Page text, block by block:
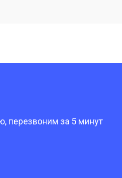
перезвоним за 5 минут